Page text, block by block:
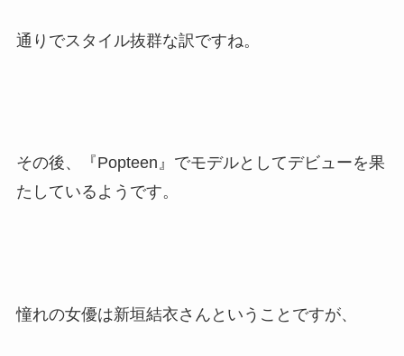
通りでスタイル抜群な訳ですね。
その後、『Popteen』でモデルとしてデビューを果
たしているようです。
憧れの女優は新垣結衣さんということですが、